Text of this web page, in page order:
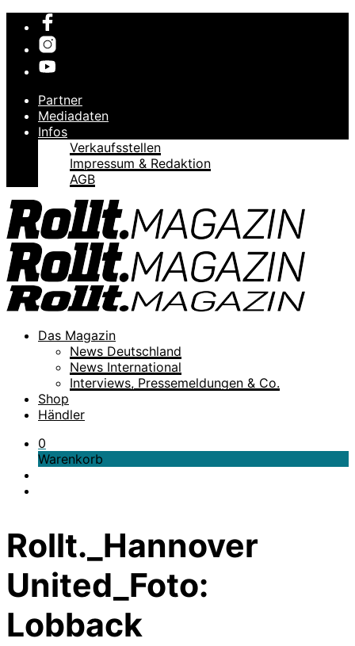
Partner
Mediadaten
Infos
Verkaufsstellen
Impressum & Redaktion
AGB
Das Magazin
News Deutschland
News International
Interviews, Pressemeldungen & Co.
Shop
Händler
0
Warenkorb
Rollt._Hannover
United_Foto:
Lobback